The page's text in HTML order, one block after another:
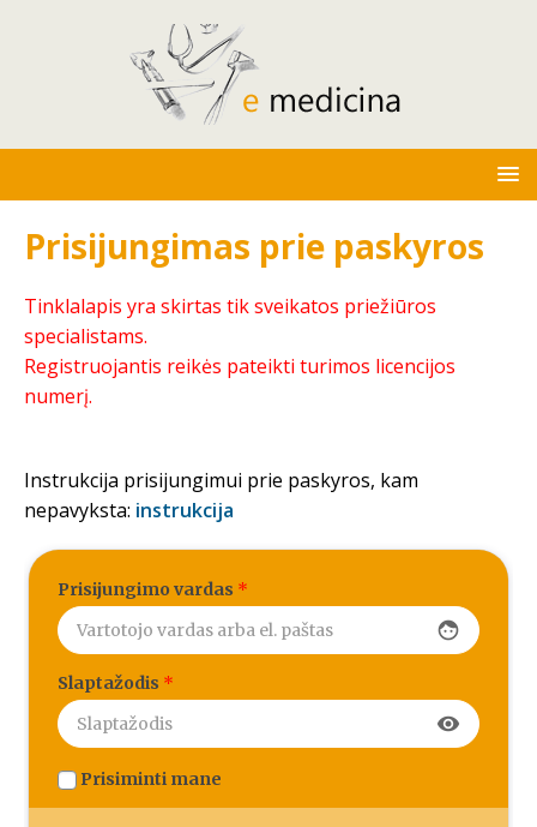
Prisijungimas prie paskyros
Tinklalapis yra skirtas tik sveikatos priežiūros
specialistams.
Registruojantis reikės pateikti turimos licencijos
numerį.
Instrukcija prisijungimui prie paskyros, kam
nepavyksta: instrukcija
Prisijungimo vardas *
face
Slaptažodis *
visibility
Prisiminti mane